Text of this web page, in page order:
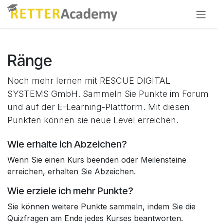
Zum Inhalt springen
Ränge
Noch mehr lernen mit RESCUE DIGITAL
SYSTEMS GmbH. Sammeln Sie Punkte im Forum
und auf der E-Learning-Plattform. Mit diesen
Punkten können sie neue Level erreichen.
Wie erhalte ich Abzeichen?
Wenn Sie einen Kurs beenden oder Meilensteine
erreichen, erhalten Sie Abzeichen.
Wie erziele ich mehr Punkte?
Sie können weitere Punkte sammeln, indem Sie die
Quizfragen am Ende jedes Kurses beantworten.